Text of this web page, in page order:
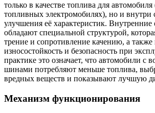
только в качестве топлива для
топливных электромобилях), но и
улучшения её характеристик.
обладают специальной структурой,
трение и сопротивление качению, а
износостойкость и безопасность при
практике это означает, что автомобили с
шинами потребляют меньше топлива,
вредных веществ и показывают лучшую
Механизм функционирования